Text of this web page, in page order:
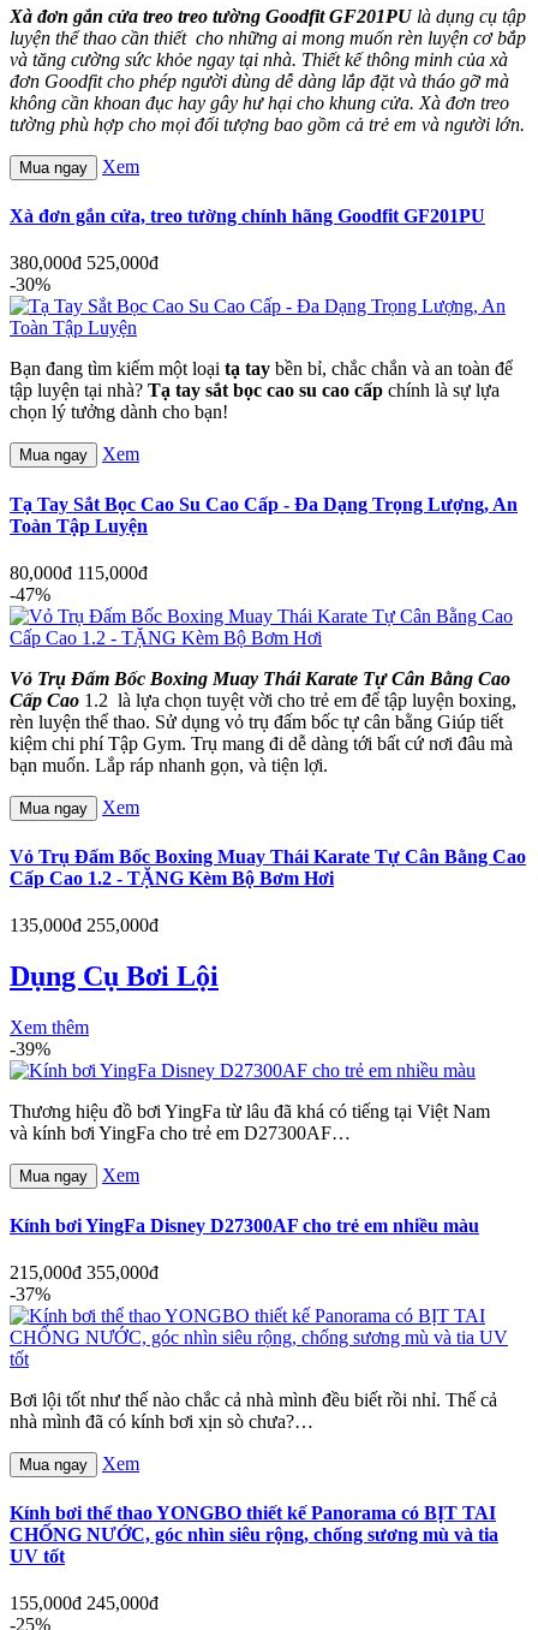
Xà đơn gắn cửa treo treo tường Goodfit GF201PUlà dụng cụ tập
luyện thể thao cần thiết cho những ai mong muốn rèn luyện cơ bắp
và tăng cường sức khỏe ngay tại nhà. Thiết kế thông minh của xà
đơn Goodfit cho phép người dùng dễ dàng lắp đặt và tháo gỡ mà
không cần khoan đục hay gây hư hại cho khung cửa. Xà đơn treo
tường phù hợp cho mọi đối tượng bao gồm cả trẻ em và người lớn.
Mua ngay Xem
Xà đơn gắn cửa, treo tường chính hãng Goodfit GF201PU
380,000đ 525,000đ
-30%
Bạn đang tìm kiếm một loại tạ tay bền bỉ, chắc chắn và an toàn để
tập luyện tại nhà? Tạ tay sắt bọc cao su cao cấp chính là sự lựa
chọn lý tưởng dành cho bạn!
Mua ngay Xem
Tạ Tay Sắt Bọc Cao Su Cao Cấp - Đa Dạng Trọng Lượng, An
Toàn Tập Luyện
80,000đ 115,000đ
-47%
Vỏ Trụ Đấm Bốc Boxing Muay Thái Karate Tự Cân Bằng Cao
Cấp Cao 1.2 là lựa chọn tuyệt vời cho trẻ em để tập luyện boxing,
rèn luyện thể thao. Sử dụng vỏ trụ đấm bốc tự cân bằng Giúp tiết
kiệm chi phí Tập Gym. Trụ mang đi dễ dàng tới bất cứ nơi đâu mà
bạn muốn. Lắp ráp nhanh gọn, và tiện lợi.
Mua ngay Xem
Vỏ Trụ Đấm Bốc Boxing Muay Thái Karate Tự Cân Bằng Cao
Cấp Cao 1.2 - TẶNG Kèm Bộ Bơm Hơi
135,000đ 255,000đ
Dụng Cụ Bơi Lội
Xem thêm
-39%
Thương hiệu đồ bơi YingFa từ lâu đã khá có tiếng tại Việt Nam
và kính bơi YingFa cho trẻ em D27300AF…
Mua ngay Xem
Kính bơi YingFa Disney D27300AF cho trẻ em nhiều màu
215,000đ 355,000đ
-37%
Bơi lội tốt như thế nào chắc cả nhà mình đều biết rồi nhỉ. Thế cả
nhà mình đã có kính bơi xịn sò chưa?…
Mua ngay Xem
Kính bơi thể thao YONGBO thiết kế Panorama có BỊT TAI
CHỐNG NƯỚC, góc nhìn siêu rộng, chống sương mù và tia
UV tốt
155,000đ 245,000đ
-25%